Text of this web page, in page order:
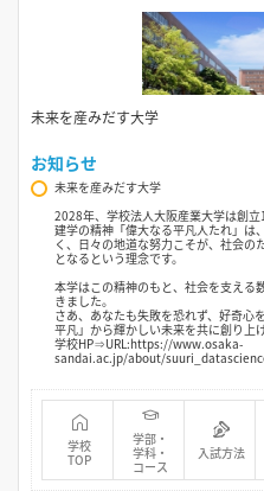
未来を産みだす大学
お知らせ
未来を産みだす大学
2028年、学校法人大阪産業大学は創立
建学の精神「偉大なる平凡人たれ」は
く、日々の地道な努力こそが、社会の
となるという理念です。
本学はこの精神のもと、社会を支える
きました。
さあ、あなたも失敗を恐れず、好奇心
平凡」から輝かしい未来を共に創り上
学校HP⇒URL:https://www.osaka-
sandai.ac.jp/about/
学校
TOP
学部・
学科・
コース
入試方法